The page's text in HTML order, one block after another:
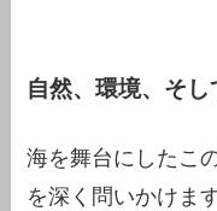
自然、環境、そ
海を舞台にしたこ
を深く問いかけま